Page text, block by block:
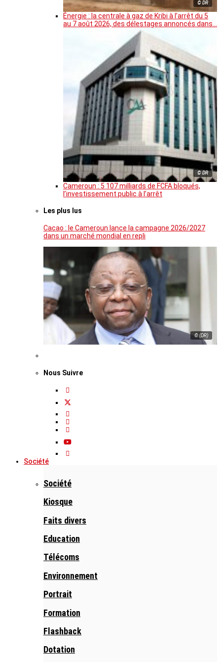
© DR
Énergie : la centrale à gaz de Kribi à l’arrêt du 5
au 7 août 2026, des délestages annoncés dans…
© DR
Cameroun : 5 107 milliards de FCFA bloqués,
l’investissement public à l’arrêt
Les plus lus
Cacao : le Cameroun lance la campagne 2026/2027
dans un marché mondial en repli
© (DR)
Nous Suivre
Société
Société
Kiosque
Faits divers
Education
Télécoms
Environnement
Portrait
Formation
Flashback
Dotation